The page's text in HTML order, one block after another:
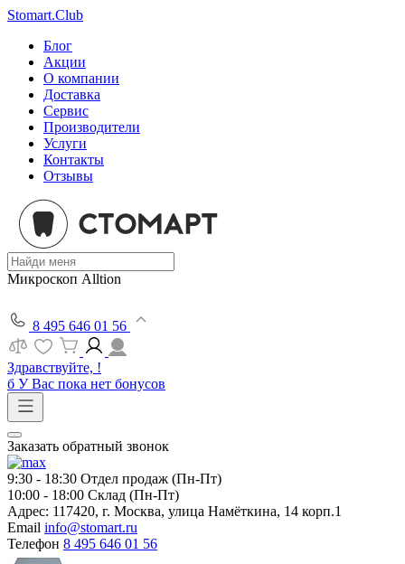
Stomart.Club
Блог
Акции
О компании
Доставка
Сервис
Производители
Услуги
Контакты
Отзывы
Микроскоп Alltion
8 495 646 01 56
Здравствуйте, !
б У Вас пока нет бонусов
Заказать обратный звонок
9:30 - 18:30 Отдел продаж (Пн-Пт)
10:00 - 18:00 Склад (Пн-Пт)
Адрес: 117420, г. Москва, улица Намёткина, 14 корп.1
Email info@stomart.ru
Телефон 8 495 646 01 56